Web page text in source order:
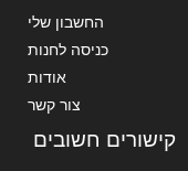
החשבון שלי
כניסה לחנות
אודות
צור קשר
קישורים חשובים